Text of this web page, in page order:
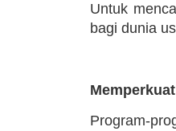
Untuk
bagi dunia
Program-